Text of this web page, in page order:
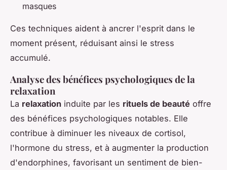
masques
Ces techniques aident à ancrer l'esprit dans le
moment présent, réduisant ainsi le stress
accumulé.
Analyse des bénéfices psychologiques de la
relaxation
La relaxation induite par les rituels de beauté offre
des bénéfices psychologiques notables. Elle
contribue à diminuer les niveaux de cortisol,
l'hormone du stress, et à augmenter la production
d'endorphines, favorisant un sentiment de bien-